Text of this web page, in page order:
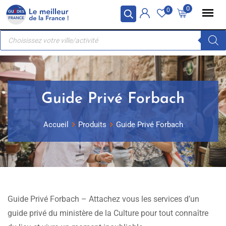
Panneau de gestion des cookies
Skip
content
0
0
Recherche
produits
Guide Privé Forbach
Accueil Produits Guide Privé Forbach
Guide Privé Forbach – Attachez vous les services d’un
guide privé du ministère de la Culture pour tout connaître